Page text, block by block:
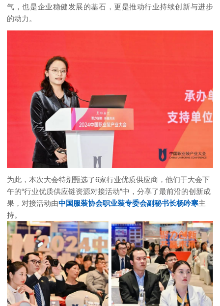
气，也是企业稳健发展的基石，更是推动行业持续创新与进步
的动力。
为此，本次大会特别甄选了6家行业优质供应商，他们于大会下
午的“行业优质供应链资源对接活动”中，分享了最前沿的创新成
果，对接活动由中国服装协会职业装专委会副秘书长杨吟寒主
持。